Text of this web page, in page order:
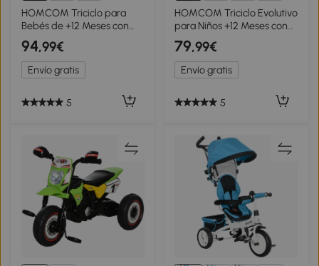
HOMCOM Triciclo para
Bebés de +12 Meses con
Mango de Empuje
Telescópico y
Desmontable Bolso para
Mamá y Portabotellas Rosa
94,99€
Envío gratis
5
1+
HOMCOM Triciclo Evolutivo
para Niños +12 Meses con
Toldo Plegable Mango de
Empuje Telescópico y
Cinturón de Seguridad
Violeta
79,99€
Envío gratis
5